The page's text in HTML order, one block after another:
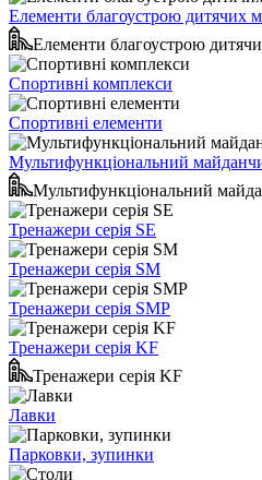
Елементи благоустрою дитячих
Елементи благоустрою
Спортивні комплекси
Спортивні елементи
Мультифункціональний
Мультифункціональний
Тренажери серія SE
Тренажери серія SM
Тренажери серія SMP
Тренажери серія KF
Тренажери серія KF
Лавки
Парковки, зупинки